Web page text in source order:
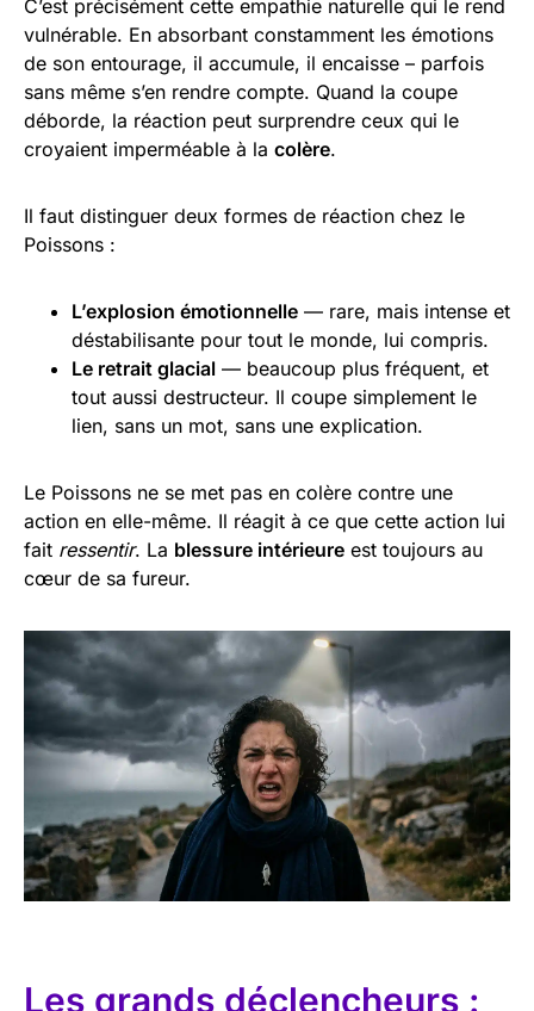
C’est précisément cette empathie naturelle qui le rend
vulnérable. En absorbant constamment les émotions
de son entourage, il accumule, il encaisse – parfois
sans même s’en rendre compte. Quand la coupe
déborde, la réaction peut surprendre ceux qui le
croyaient imperméable à la colère.
Il faut distinguer deux formes de réaction chez le
Poissons :
L’explosion émotionnelle — rare, mais intense et
déstabilisante pour tout le monde, lui compris.
Le retrait glacial — beaucoup plus fréquent, et
tout aussi destructeur. Il coupe simplement le
lien, sans un mot, sans une explication.
Le Poissons ne se met pas en colère contre une
action en elle-même. Il réagit à ce que cette action lui
fait ressentir. La blessure intérieure est toujours au
cœur de sa fureur.
Les grands déclencheurs :